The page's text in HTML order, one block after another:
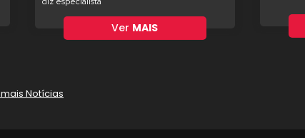
Ver MAIS
mais Notícias